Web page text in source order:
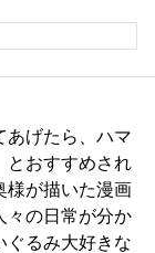
あげたら、ハマ
とおすすめされ
様が描いた漫画
々の日常が分か
ぐるみ大好きな